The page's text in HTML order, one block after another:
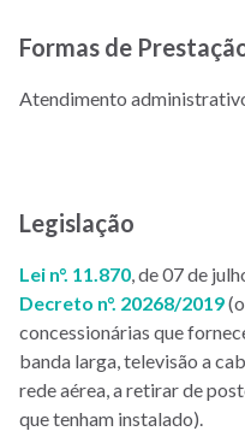
Formas de
Atendimento
Legislação
Lei n°. 11.870, de 07 de
Decreto n°. 20268/2019
concessionárias que
banda larga, televisão a
rede aérea, a retirar de
que tenham instalado).